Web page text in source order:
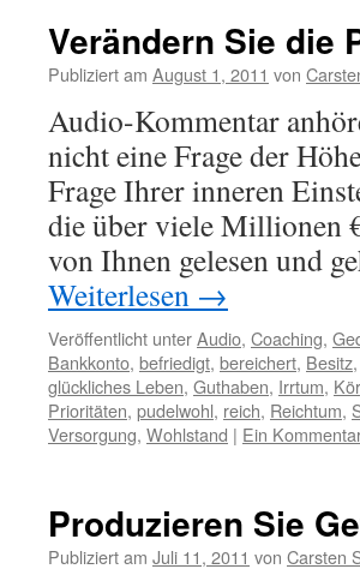
Verändern Sie die
Publiziert am August 1, 2011 von
Audio-Kommentar
nicht eine Frage der
Frage Ihrer inneren
die über viele Millionen
von Ihnen gelesen und
Weiterlesen →
Veröffentlicht unterAudio, Coaching,
Bankkonto, befriedigt, bereichert, Besitz,
glückliches Leben, Guthaben, Irrtum,
Prioritäten, pudelwohl, reich, Reichtum,
Versorgung, Wohlstand | Ein
Produzieren Sie
Publiziert am Juli 11, 2011 von Carsten